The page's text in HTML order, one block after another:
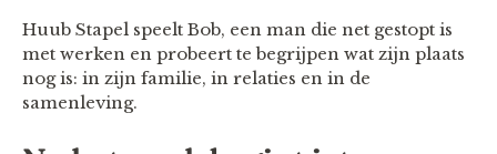
Huub Stapel speelt Bob, een man die net gestopt is
met werken en probeert te begrijpen wat zijn plaats
nog is: in zijn familie, in relaties en in de
samenleving.